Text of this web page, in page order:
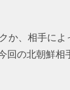
か、相手に
回の北朝鮮